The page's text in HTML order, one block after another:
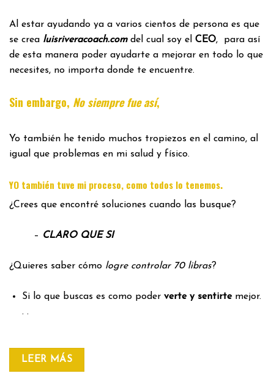
Al estar ayudando ya a varios cientos de persona es que
se crea luisriveracoach.comdel cual soy el CEO, para así
de esta manera poder ayudarte a mejorar en todo lo que
necesites, no importa donde te encuentre.
Sin embargo, No siempre fue así,
Yo también he tenido muchos tropiezos en el camino, al
igual que problemas en mi salud y físico.
YO también tuve mi proceso, como todos lo tenemos.
¿Crees que encontré soluciones cuando las busque?
– CLARO QUE SI
¿Quieres saber cómo logre controlar 70 libras?
Si lo que buscas es como poder verte y sentirtemejor.
. .
LEER MÁS